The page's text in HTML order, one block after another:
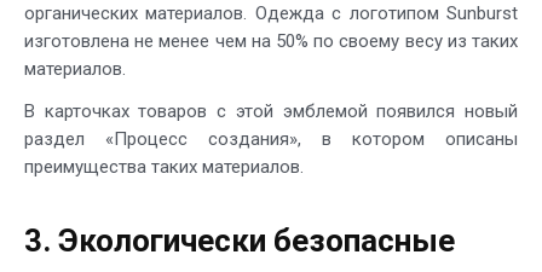
органических материалов. Одежда с логотипом Sunburst
изготовлена не менее чем на 50% по своему весу из таких
материалов.
В карточках товаров с этой эмблемой появился новый
раздел «Процесс создания», в котором описаны
преимущества таких материалов.
3. Экологически безопасные